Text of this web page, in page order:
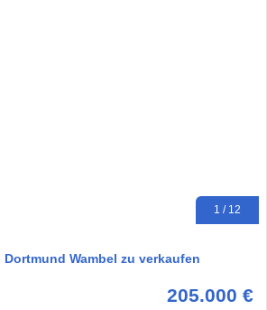
1 / 12
Wambel zu verkaufen
205.000 €